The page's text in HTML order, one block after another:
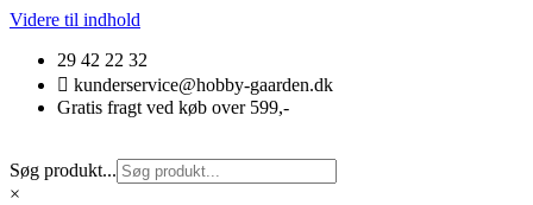
Videre til indhold
29 42 22 32
kunderservice@hobby-gaarden.dk
Gratis fragt ved køb over 599,-
Søg produkt...
×